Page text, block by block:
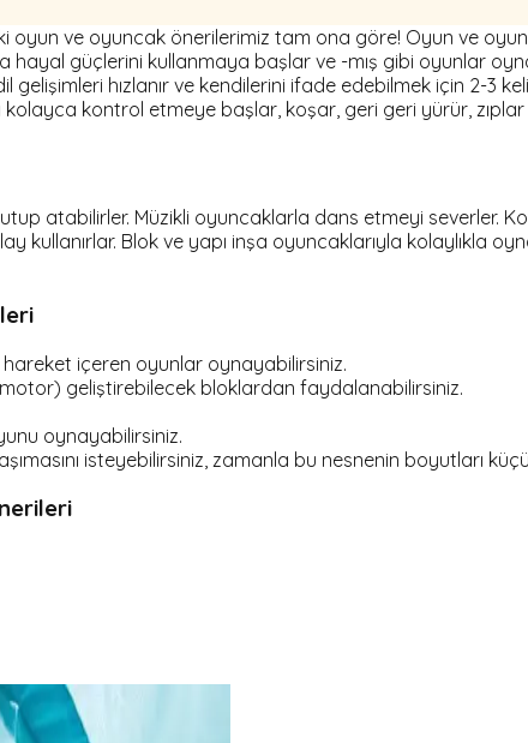
oyun ve oyuncak önerilerimiz tam ona göre! Oyun ve
hayal güçlerini kullanmaya başlar ve -mış gibi oyunlar
hızlanır ve kendilerini ifade edebilmek için 2-3
kolayca kontrol etmeye başlar, koşar, geri geri yürür,
atabilirler. Müzikli oyuncaklarla dans etmeyi severler.
kullanırlar. Blok ve yapı inşa oyuncaklarıyla kolaylıkla
içeren oyunlar oynayabilirsiniz.
geliştirebilecek bloklardan faydalanabilirsiniz.
oynayabilirsiniz.
isteyebilirsiniz, zamanla bu nesnenin boyutları